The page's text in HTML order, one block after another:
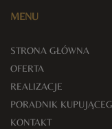
MENU
STRONA GŁÓWNA
OFERTA
REALIZACJE
PORADNIK
KONTAKT